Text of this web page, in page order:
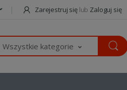
Zarejestruj się lub Zaloguj się
Wszystkie kategorie